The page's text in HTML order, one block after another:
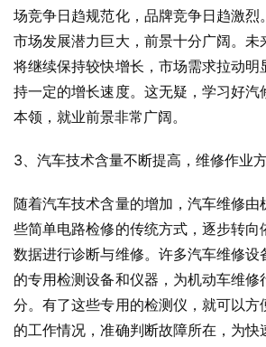
场竞争日趋规范化，品牌竞争日趋激烈
市场发展潜力巨大，前景十分广阔。未
将继续保持较快增长，市场需求拉动明
持一定的增长速度。这无疑，学习好汽
本领，就业前景非常广阔。
3、汽车技术含量不断提高，维修作业
随着汽车技术含量的增加，汽车维修由
些简单电路检修的传统方式，逐步转向
数据进行诊断与维修。许多汽车维修设
的专用检测设备和仪器，为机动车维
分。有了这些专用的检测仪，就可以方
的工作情况，准确判断故障所在，为快